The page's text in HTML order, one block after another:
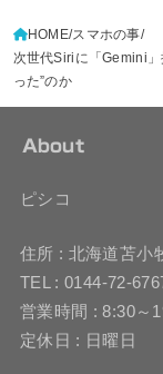
HOME スマホの事
次世代Siriに「Gemini
った”のか
About
ピシコ
住所 : 北海道苫小
TEL : 0144-72-
営業時間 : 8:30～
定休日 : 日曜日